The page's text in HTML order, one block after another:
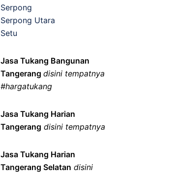
Serpong
Serpong Utara
Setu
Jasa Tukang Bangunan
Tangerang disini tempatnya
#hargatukang
Jasa Tukang Harian
Tangerang disini tempatnya
Jasa Tukang Harian
Tangerang Selatan disini